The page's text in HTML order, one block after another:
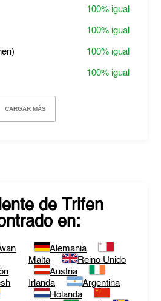
100% igual
100% igual
100% igual
100% igual
CARGAR MÁS
de
Trifen
en:
Alemania
Malta
Reino Unido
Austria
Irlanda
Argentina
Holanda